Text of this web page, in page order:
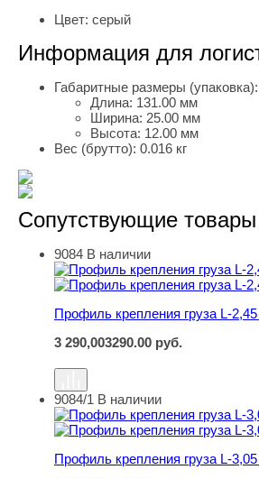
Цвет: серый
Информация для
Габаритные размеры (упаковка):
Длина: 131.00 мм
Ширина: 25.00 мм
Высота: 12.00 мм
Вес (брутто): 0.016 кг
Сопутствующие товары
Профиль крепления груза L-
9084 В наличии
Профиль крепления груза L-
3 290,003290.00 руб.
Профиль крепления груза L-
9084/1 В наличии
Профиль крепления груза L-